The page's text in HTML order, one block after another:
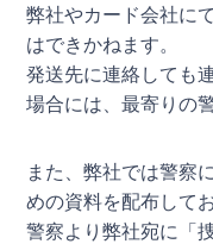
弊社やカード会社に
はできかねます。
発送先に連絡しても
場合には、最寄りの
また、弊社では警察
めの資料を配布して
警察より弊社宛に「